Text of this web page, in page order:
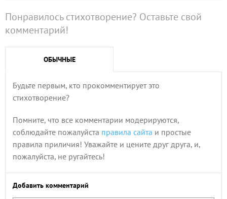
Понравилось стихотворение? Оставьте свой
комментарий!
ОБЫЧНЫЕ
Будьте первым, кто прокомментирует это
стихотворение?
Помните, что все комментарии модерируются,
соблюдайте пожалуйста правила сайта и простые
правила приличия! Уважайте и цените друг друга, и,
пожалуйста, не ругайтесь!
Добавить комментарий